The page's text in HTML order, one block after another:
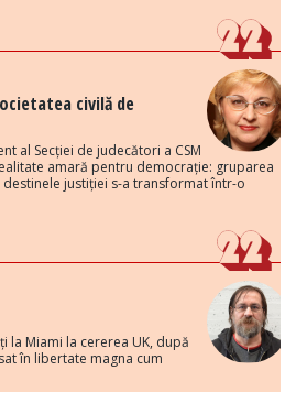
civilă de
al Secției de judecători a CSM
amară pentru democrație: gruparea
justiției s-a transformat într-o
la Miami la cererea UK, după
în libertate magna cum